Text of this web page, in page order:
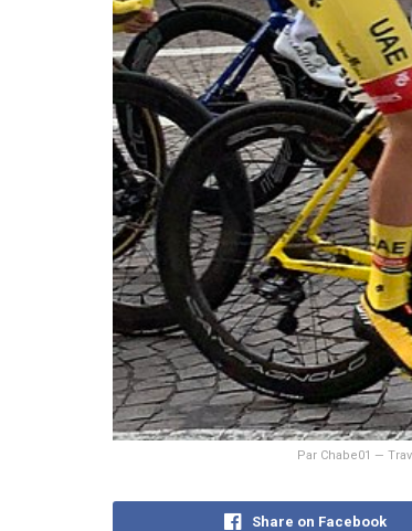
Par Chabe01 —
Share on Facebook